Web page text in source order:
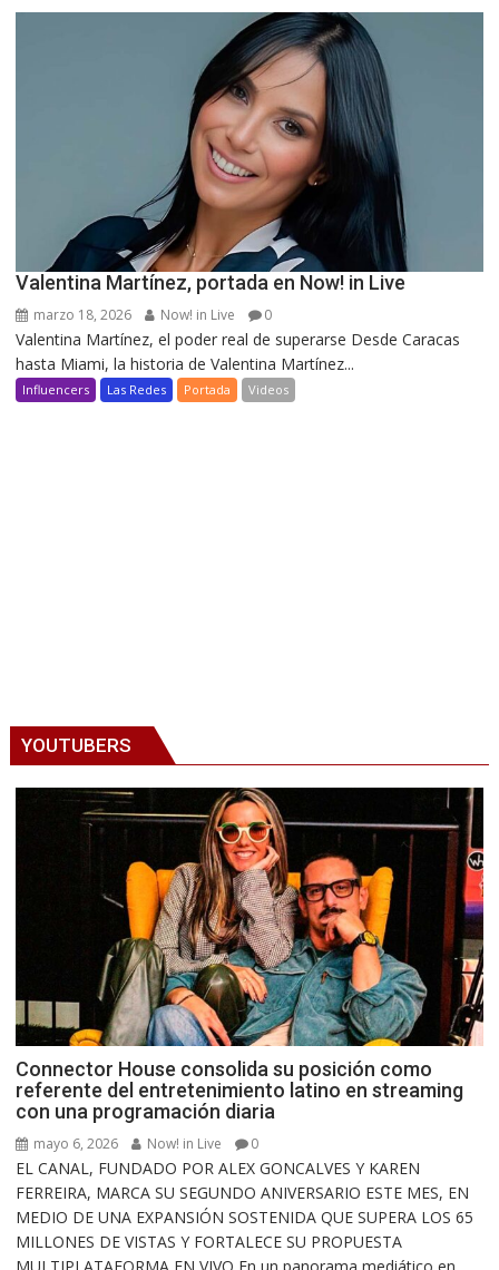
Valentina Martínez, portada en Now! in Live
marzo 18, 2026 Now! in Live 0
Valentina Martínez, el poder real de superarse Desde Caracas
hasta Miami, la historia de Valentina Martínez...
Influencers Las Redes Portada Videos
YOUTUBERS
Connector House consolida su posición como
referente del entretenimiento latino en streaming
con una programación diaria
mayo 6, 2026 Now! in Live 0
EL CANAL, FUNDADO POR ALEX GONCALVES Y KAREN
FERREIRA, MARCA SU SEGUNDO ANIVERSARIO ESTE MES, EN
MEDIO DE UNA EXPANSIÓN SOSTENIDA QUE SUPERA LOS 65
MILLONES DE VISTAS Y FORTALECE SU PROPUESTA